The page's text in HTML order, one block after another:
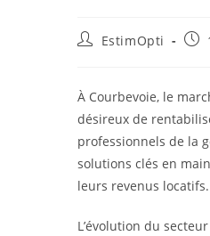
EstimOpti
À Courbevoie, le
désireux de
professionnels de la
solutions clés en
leurs revenus locatifs.
L’évolution du